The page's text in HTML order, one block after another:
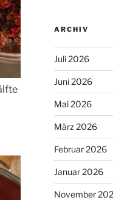
ARCHIV
Juli 2026
Juni 2026
Mai 2026
März 2026
Februar 2026
Januar 2026
November